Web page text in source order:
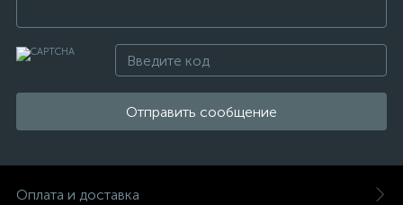
Отправить сообщение
Оплата и доставка